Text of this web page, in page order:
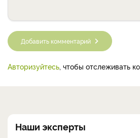
Добавить комментарий
Авторизуйтесь, чтобы отслеживать
Наши эксперты